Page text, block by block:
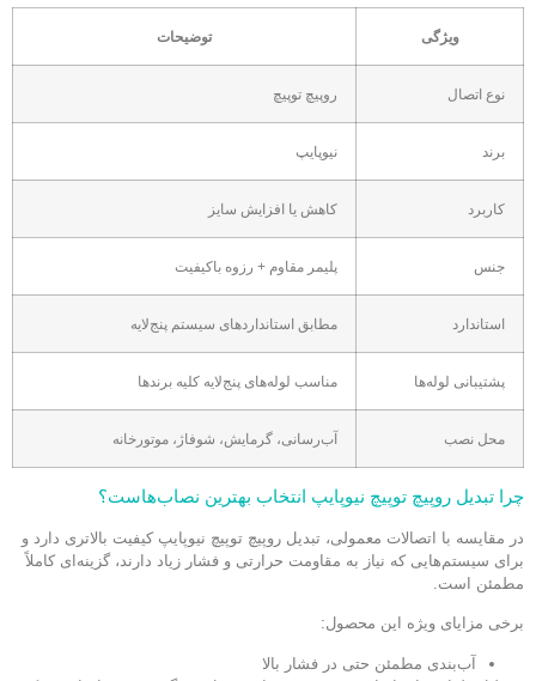
ویژگی توضیحات
نوع اتصال روپیچ توپیچ
برند نیوپایپ
کاربرد کاهش یا افزایش سایز
جنس پلیمر مقاوم + رزوه باکیفیت
استاندارد مطابق استانداردهای سیستم پنج‌لایه
پشتیبانی لوله‌ها مناسب لوله‌های پنج‌لایه کلیه برندها
محل نصب آب‌رسانی، گرمایش، شوفاژ، موتورخانه
چرا تبدیل روپیچ توپیچ نیوپایپ انتخاب بهترین نصاب‌هاست؟
در مقایسه با اتصالات معمولی، تبدیل روپیچ توپیچ نیوپایپ کیفیت بالاتری دارد و
برای سیستم‌هایی که نیاز به مقاومت حرارتی و فشار زیاد دارند، گزینه‌ای کاملاً
مطمئن است.
برخی مزایای ویژه این محصول:
آب‌بندی مطمئن حتی در فشار بالا